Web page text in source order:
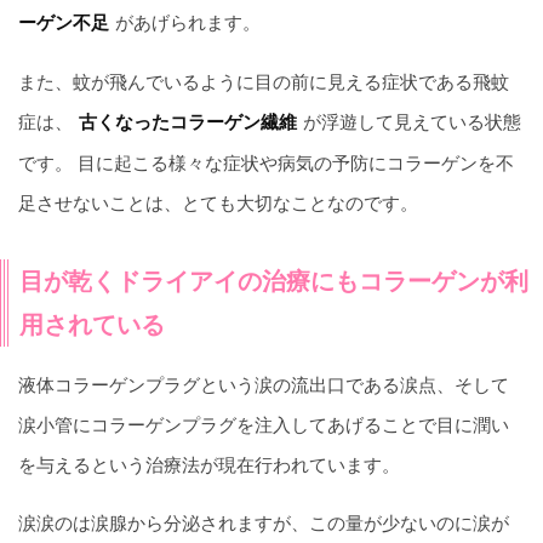
ーゲン不足 があげられます。
また、蚊が飛んでいるように目の前に見える症状である飛蚊
症は、
古くなったコラーゲン繊維 が浮遊して見えている状態
です。 目に起こる様々な症状や病気の予防にコラーゲンを不
足させないことは、とても大切なことなのです。
目が乾くドライアイの治療にもコラーゲンが利
用されている
液体コラーゲンプラグという涙の流出口である涙点、そして
涙小管にコラーゲンプラグを注入してあげることで目に潤い
を与えるという治療法が現在行われています。
涙涙のは涙腺から分泌されますが、この量が少ないのに涙が